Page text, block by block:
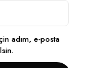
adım, e-posta